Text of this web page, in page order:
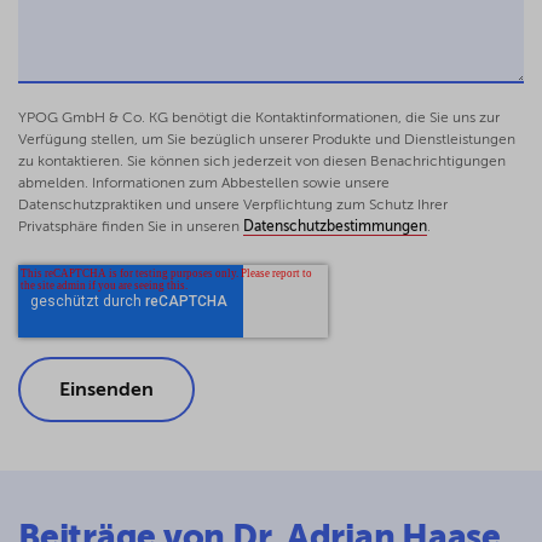
517-526
through European Union directive
2013/40/EU – From European legislation
to international model law?
IEEE Xplore, ICACC 2015, 1-6
internationale Herausforderung
ZIS, 2015, 422-425
YPOG GmbH & Co. KG benötigt die Kontaktinformationen, die Sie uns zur
Verfügung stellen, um Sie bezüglich unserer Produkte und Dienstleistungen
zu kontaktieren. Sie können sich jederzeit von diesen Benachrichtigungen
abmelden. Informationen zum Abbestellen sowie unsere
Datenschutzpraktiken und unsere Verpflichtung zum Schutz Ihrer
Privatsphäre finden Sie in unseren Datenschutzbestimmungen.